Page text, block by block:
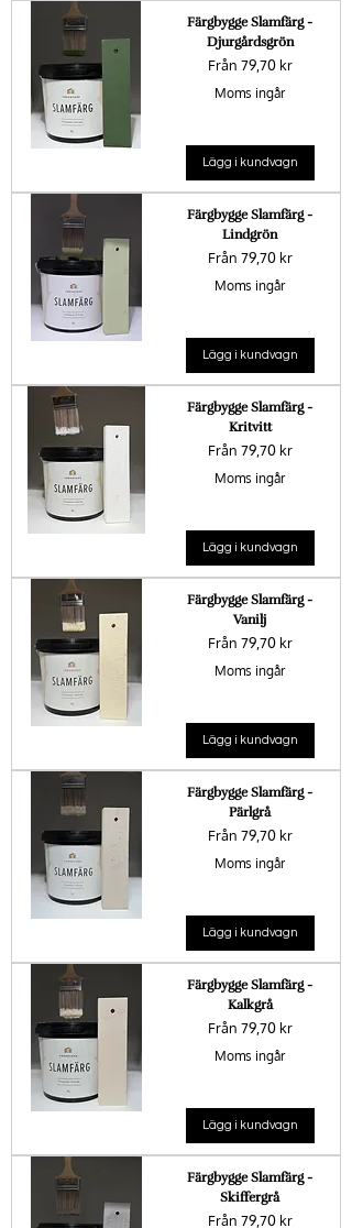
Färgbygge Slamfärg -
Djurgårdsgrön
Från 79,70 kr
Reapris
Moms ingår
Lägg i kundvagn
Färgbygge Slamfärg -
Lindgrön
Från 79,70 kr
Reapris
Moms ingår
Lägg i kundvagn
Färgbygge Slamfärg -
Kritvitt
Från 79,70 kr
Reapris
Moms ingår
Lägg i kundvagn
Färgbygge Slamfärg -
Vanilj
Från 79,70 kr
Reapris
Moms ingår
Lägg i kundvagn
Färgbygge Slamfärg -
Pärlgrå
Från 79,70 kr
Reapris
Moms ingår
Lägg i kundvagn
Färgbygge Slamfärg -
Kalkgrå
Från 79,70 kr
Reapris
Moms ingår
Lägg i kundvagn
Färgbygge Slamfärg -
Skiffergrå
Från 79,70 kr
Reapris